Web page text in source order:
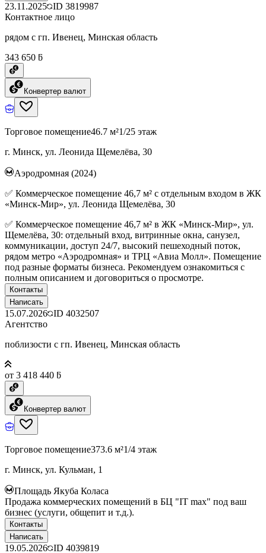
23.11.2025 ID 3819987
Контактное лицо
рядом с гп. Ивенец, Минская область
343 650 ƃ
Конвертер валют
Торговое помещение46.7 м²1/25 этаж
г. Минск, ул. Леонида Щемелёва, 30
Аэродромная (2024)
✅ Коммерческое помещение 46,7 м² с отдельным входом в ЖК
«Минск-Мир», ул. Леонида Щемелёва, 30
✅ Коммерческое помещение 46,7 м² в ЖК «Минск-Мир», ул.
Щемелёва, 30: отдельный вход, витринные окна, санузел,
коммуникации, доступ 24/7, высокий пешеходный поток,
рядом метро «Аэродромная» и ТРЦ «Авиа Молл». Помещение
под разные форматы бизнеса. Рекомендуем ознакомиться с
полным описанием и договориться о просмотре.
Контакты
Написать
15.07.2026 ID 4032507
Агентство
поблизости с гп. Ивенец, Минская область
от 3 418 440 ƃ
Конвертер валют
Торговое помещение373.6 м²1/4 этаж
г. Минск, ул. Кульман, 1
Площадь Якуба Коласа
Продажа коммерческих помещений в БЦ "IT max" под ваш
бизнес (услуги, общепит и т.д.).
Контакты
Написать
19.05.2026 ID 4039819